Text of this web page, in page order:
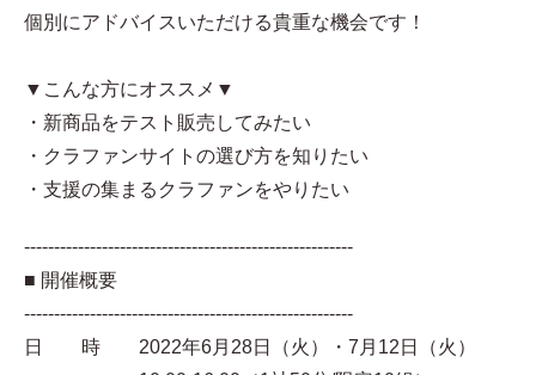
個別にアドバイスいただける貴重な機会です！
▼こんな方にオススメ▼
・新商品をテスト販売してみたい
・クラファンサイトの選び方を知りたい
・支援の集まるクラファンをやりたい
-------------------------------------------------------
■ 開催概要
-------------------------------------------------------
日 時 2022年6月28日（火）・7月12日（火）